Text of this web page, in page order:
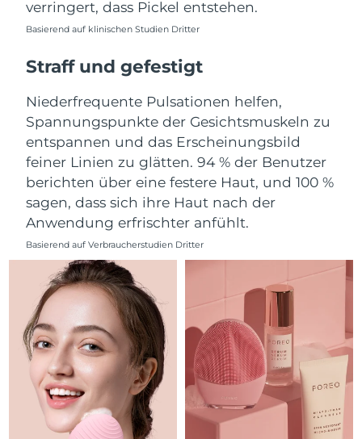
verringert, dass Pickel entstehen.
Basierend auf klinischen Studien Dritter
Straff und gefestigt
Niederfrequente Pulsationen helfen,
Spannungspunkte der Gesichtsmuskeln zu
entspannen und das Erscheinungsbild
feiner Linien zu glätten. 94 % der Benutzer
berichten über eine festere Haut, und 100 %
sagen, dass sich ihre Haut nach der
Anwendung erfrischter anfühlt.
Basierend auf Verbraucherstudien Dritter
Kuwait
Lettland
Libanon
Erwartete Lieferung
09/08/2026
Litauen
Erwartete Lieferung
08/08/2026
Luxemburg
Erwartete Lieferung
08/08/2026
Sonderverwaltungsregion
Macau
10/08/2026
Malaysia
Erwartete Lieferung
11/08/2026
Malta
Erwartete Lieferung
08/08/2026
Mexiko
Erwartete Lieferung
12/08/2026